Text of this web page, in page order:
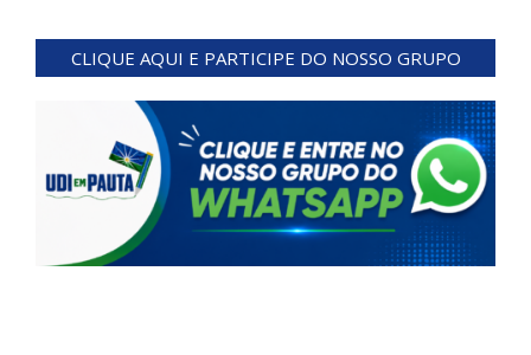
03-
CLIQUE AQUI E PARTICIPE DO NOSSO GRUPO